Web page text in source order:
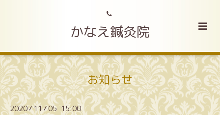
かなえ鍼灸院
お知らせ
2020/11/05 15:00